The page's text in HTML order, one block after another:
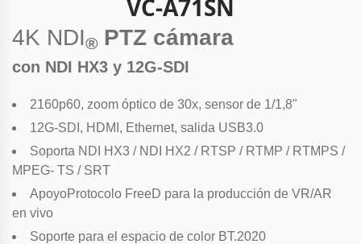
VC-A71SN
4K NDI® PTZ cámara
con NDI HX3 y 12G-SDI
2160p60, zoom óptico de 30x, sensor de 1/1,8"
12G-SDI, HDMI, Ethernet, salida USB3.0
Soporta NDI HX3 / NDI HX2 / RTSP / RTMP / RTMPS /
MPEG- TS / SRT
ApoyoProtocolo FreeD para la producción de VR/AR
en vivo
Soporte para el espacio de color BT.2020